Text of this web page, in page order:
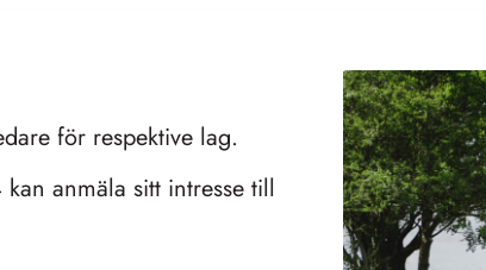
för respektive lag.
anmäla sitt intresse till